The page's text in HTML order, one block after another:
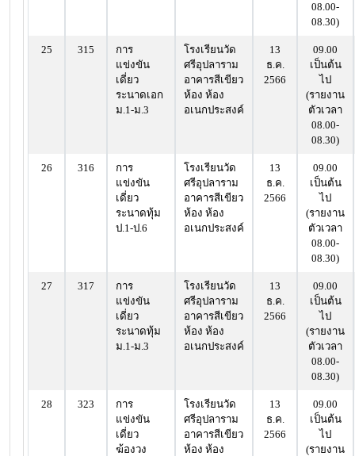
08.00-
08.30)
25 315
การ
แข่งขัน
เดี่ยว
ระนาดเอก
ม.1-ม.3
โรงเรียนวัด
ศรีอุปลาราม
อาคารสีเขียว
ห้อง ห้อง
อเนกประสงค์
13
ธ.ค.
2566
09.00
เป็นต้น
ไป
(รายงาน
ตัวเวลา
08.00-
08.30)
26 316
การ
แข่งขัน
เดี่ยว
ระนาดทุ้ม
ป.1-ป.6
โรงเรียนวัด
ศรีอุปลาราม
อาคารสีเขียว
ห้อง ห้อง
อเนกประสงค์
13
ธ.ค.
2566
09.00
เป็นต้น
ไป
(รายงาน
ตัวเวลา
08.00-
08.30)
27 317
การ
แข่งขัน
เดี่ยว
ระนาดทุ้ม
ม.1-ม.3
โรงเรียนวัด
ศรีอุปลาราม
อาคารสีเขียว
ห้อง ห้อง
อเนกประสงค์
13
ธ.ค.
2566
09.00
เป็นต้น
ไป
(รายงาน
ตัวเวลา
08.00-
08.30)
28 323
การ
แข่งขัน
เดี่ยว
ฆ้องวง
โรงเรียนวัด
ศรีอุปลาราม
อาคารสีเขียว
ห้อง ห้อง
13
ธ.ค.
2566
09.00
เป็นต้น
ไป
(รายงาน